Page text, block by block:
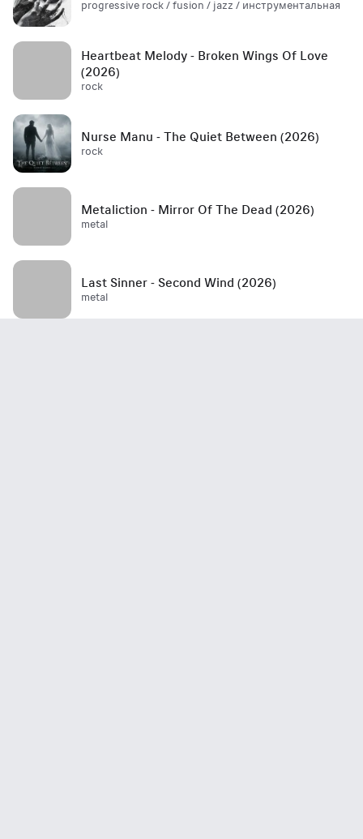
progressive rock / fusion / jazz / инструментальная
Heartbeat Melody - Broken Wings Of Love
(2026)
rock
Nurse Manu - The Quiet Between (2026)
rock
Metaliction - Mirror Of The Dead (2026)
metal
Last Sinner - Second Wind (2026)
metal